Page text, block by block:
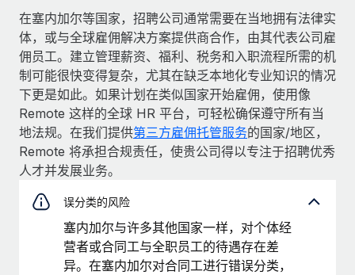
在塞内加尔等国家，招聘公司通常需要在当地拥有法律实
体，或与全球雇佣解决方案提供商合作，由其代表公司雇
佣员工。建立管理薪资、福利、税务和入职流程所需的机
制可能很快变得复杂，尤其在缺乏本地化专业知识的情况
下更是如此。如果计划在类似国家开始雇佣，使用像
Remote 这样的全球 HR 平台，可轻松确保遵守所有当
地法规。在我们提供第三方雇佣托管服务的国家/地区，
Remote 将承担合规责任，使贵公司得以专注于招聘优秀
人才并发展业务。
误分类的风险
塞内加尔与许多其他国家一样，对个体经
营者或合同工与全职员工的待遇存在差
异。在塞内加尔对合同工进行错误分类，